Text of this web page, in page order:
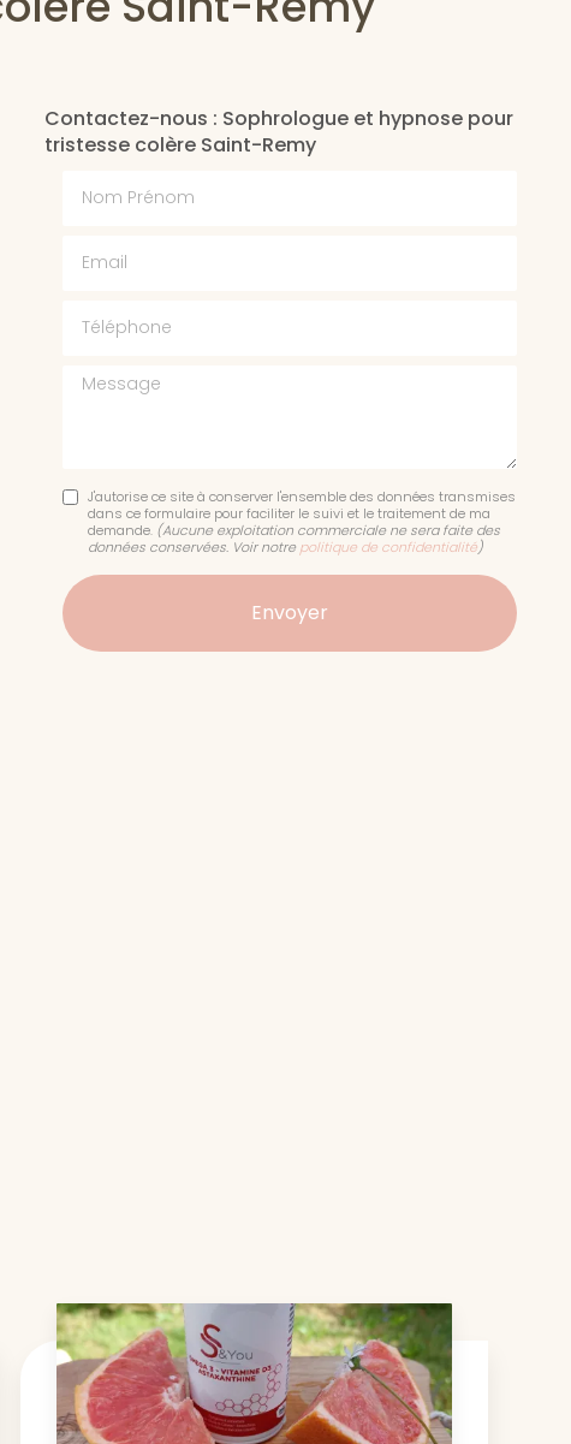
Contactez-nous : Sophrologue et hypnose pour
tristesse colère Saint-Remy
Message
J'autorise ce site à conserver l'ensemble des données transmises
dans ce formulaire pour faciliter le suivi et le traitement de ma
demande. (Aucune exploitation commerciale ne sera faite des
données conservées. Voir notre politique de confidentialité)